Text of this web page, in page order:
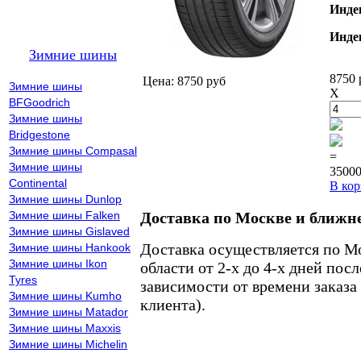
Зимние шины
Зимние шины
BFGoodrich
Зимние шины
Bridgestone
Зимние шины Compasal
Зимние шины
Continental
Зимние шины Dunlop
Зимние шины Falken
Зимние шины Gislaved
Зимние шины Hankook
Зимние шины Ikon
Tyres
Зимние шины Kumho
Зимние шины Matador
Зимние шины Maxxis
Зимние шины Michelin
Цена: 8750 руб
8750
X
=
В
Доставка по Москве и
Доставка осуществляется по
области от 2-х до 4-х дней
зависимости от времени
клиента).